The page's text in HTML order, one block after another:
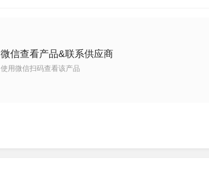
微信查看产品&联系供应商
使用微信扫码查看该产品